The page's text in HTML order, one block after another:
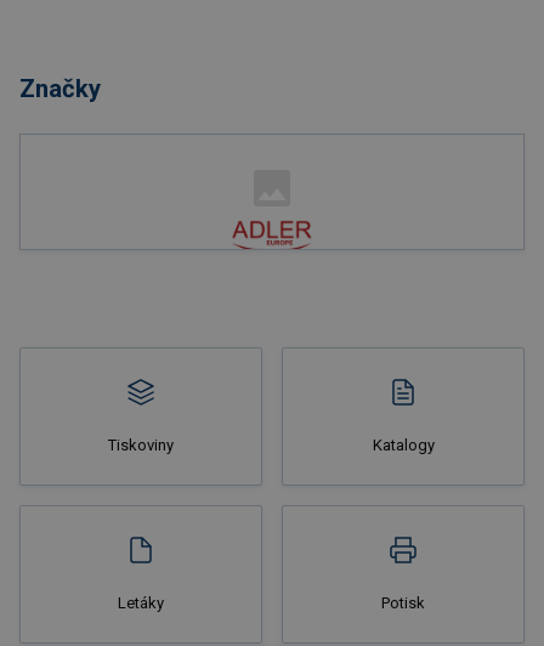
Značky
Tiskoviny Katalogy
Letáky Potisk